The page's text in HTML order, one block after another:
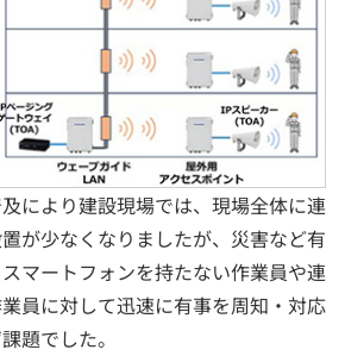
により建設現場では、現場全体に連
が少なくなりましたが、災害など有
マートフォンを持たない作業員や連
員に対して迅速に有事を周知・対応
題でした。